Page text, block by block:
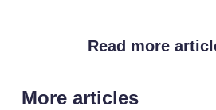
Read more
More articles